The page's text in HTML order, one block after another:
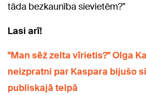
tāda bezkaunība sievietēm?"
Lasi arī!
"Man sēž zelta vīrietis?" Olga
neizpratni par Kaspara bijušo
publiskajā telpā